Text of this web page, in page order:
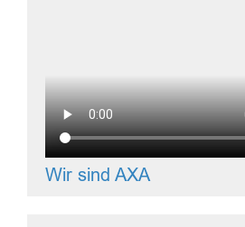
Wir sind AXA